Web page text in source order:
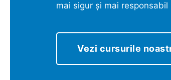
mai sigur și mai
Vezi cursurile